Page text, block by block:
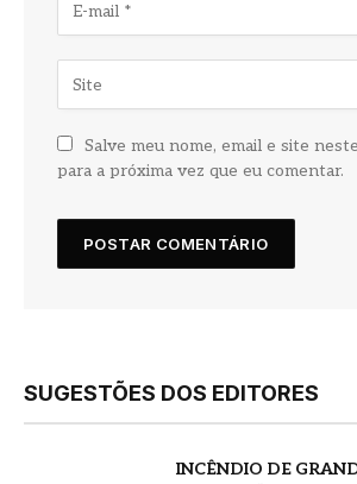
Salve meu nome, email e site
para a próxima vez que eu comentar.
SUGESTÕES DOS EDITORES
INCÊNDIO DE